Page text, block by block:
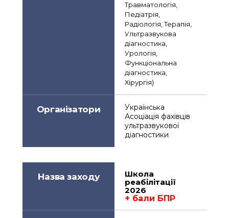
Травматологія,
Педіатрія,
Радіологія, Терапія,
Ультразвукова
діагностика,
Урологія,
Функціональна
діагностика,
Хірургія)
Організатори
Українська
Асоціація фахівців
ультразвукової
діагностики
Назва заходу
Школа
реабілітації
2026
+ бали БПР